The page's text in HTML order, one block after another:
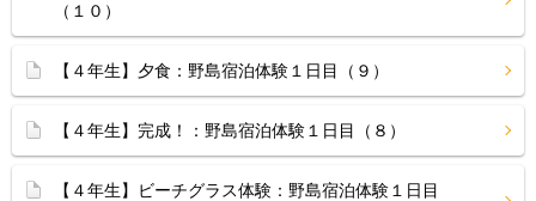
（１０）
【４年生】夕食：野島宿泊体験１日目（９）
【４年生】完成！：野島宿泊体験１日目（８）
【４年生】ビーチグラス体験：野島宿泊体験１日目